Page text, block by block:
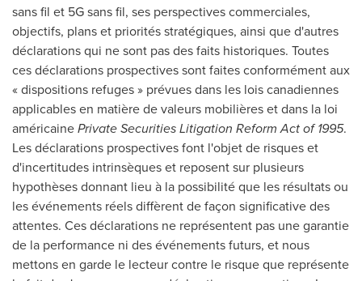
sans fil et 5G sans fil, ses perspectives commerciales,
objectifs, plans et priorités stratégiques, ainsi que d'autres
déclarations qui ne sont pas des faits historiques. Toutes
ces déclarations prospectives sont faites conformément aux
« dispositions refuges » prévues dans les lois canadiennes
applicables en matière de valeurs mobilières et dans la loi
américainePrivate Securities Litigation Reform Act of 1995.
Les déclarations prospectives font l'objet de risques et
d'incertitudes intrinsèques et reposent sur plusieurs
hypothèses donnant lieu à la possibilité que les résultats ou
les événements réels diffèrent de façon significative des
attentes. Ces déclarations ne représentent pas une garantie
de la performance ni des événements futurs, et nous
mettons en garde le lecteur contre le risque que représente